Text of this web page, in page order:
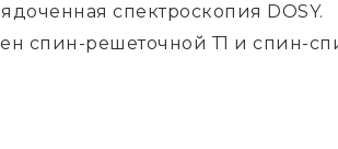
спектроскопия DOSY.
спин-решеточной Т1 и спин-